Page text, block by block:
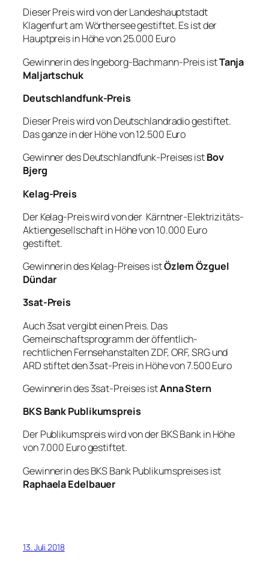
Dieser Preis wird von der Landeshauptstadt
Klagenfurt am Wörthersee gestiftet. Es ist der
Hauptpreis in Höhe von 25.000 Euro
Gewinnerin des Ingeborg-Bachmann-Preis istTanja
Maljartschuk
Deutschlandfunk-Preis
Dieser Preis wird von Deutschlandradio gestiftet.
Das ganze in der Höhe von 12.500 Euro
Gewinner des Deutschlandfunk-Preises istBov
Bjerg
Kelag-Preis
Der Kelag-Preis wird von der Kärntner-Elektrizitäts-
Aktiengesellschaft in Höhe von 10.000 Euro
gestiftet.
Gewinnerin des Kelag-Preises istÖzlem Özguel
Dündar
3sat-Preis
Auch 3sat vergibt einen Preis. Das
Gemeinschaftsprogramm der öffentlich-
rechtlichen Fernsehanstalten ZDF, ORF, SRG und
ARD stiftet den 3sat-Preis in Höhe von 7.500 Euro
Gewinnerin des 3sat-Preises istAnna Stern
BKS Bank Publikumspreis
Der Publikumspreis wird von der BKS Bank in Höhe
von 7.000 Euro gestiftet.
Gewinnerin des BKS Bank Publikumspreises ist
Raphaela Edelbauer
13. Juli 2018